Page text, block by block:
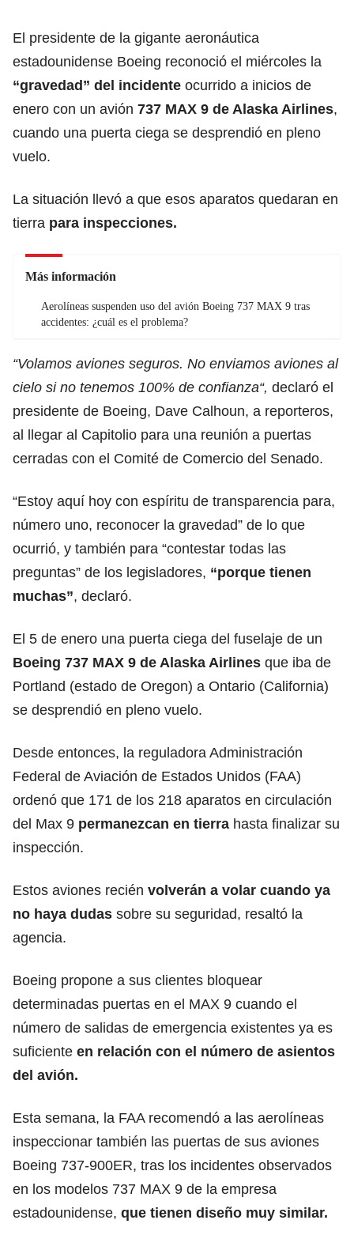
El presidente de la gigante aeronáutica
estadounidense Boeing reconoció el miércoles la
“gravedad” del incidente ocurrido a inicios de
enero con un avión 737 MAX 9 de Alaska Airlines,
cuando una puerta ciega se desprendió en pleno
vuelo.
La situación llevó a que esos aparatos quedaran en
tierra para inspecciones.
Más información
Aerolíneas suspenden uso del avión Boeing 737 MAX 9 tras
accidentes: ¿cuál es el problema?
“Volamos aviones seguros. No enviamos aviones al
cielo si no tenemos 100% de confianza“, declaró el
presidente de Boeing, Dave Calhoun, a reporteros,
al llegar al Capitolio para una reunión a puertas
cerradas con el Comité de Comercio del Senado.
“Estoy aquí hoy con espíritu de transparencia para,
número uno, reconocer la gravedad” de lo que
ocurrió, y también para “contestar todas las
preguntas” de los legisladores, “porque tienen
muchas”, declaró.
El 5 de enero una puerta ciega del fuselaje de un
Boeing 737 MAX 9 de Alaska Airlines que iba de
Portland (estado de Oregon) a Ontario (California)
se desprendió en pleno vuelo.
Desde entonces, la reguladora Administración
Federal de Aviación de Estados Unidos (FAA)
ordenó que 171 de los 218 aparatos en circulación
del Max 9 permanezcan en tierra hasta finalizar su
inspección.
Estos aviones recién volverán a volar cuando ya
no haya dudas sobre su seguridad, resaltó la
agencia.
Boeing propone a sus clientes bloquear
determinadas puertas en el MAX 9 cuando el
número de salidas de emergencia existentes ya es
suficiente en relación con el número de asientos
del avión.
Esta semana, la FAA recomendó a las aerolíneas
inspeccionar también las puertas de sus aviones
Boeing 737-900ER, tras los incidentes observados
en los modelos 737 MAX 9 de la empresa
estadounidense, que tienen diseño muy similar.